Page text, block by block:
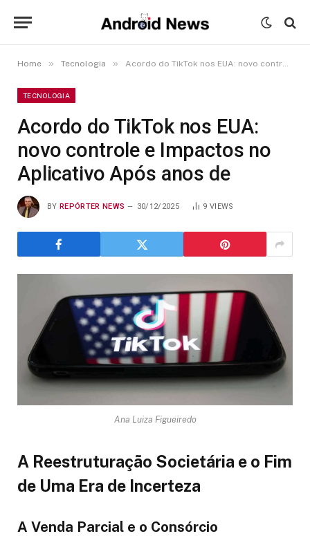
Home » Tecnologia » Acordo do TikTok nos EUA: novo controle e Impactos no Aplicativo Após anos de
TECNOLOGIA
Acordo do TikTok nos EUA:
novo controle e Impactos no
Aplicativo Após anos de
BY REPÓRTER NEWS 30/12/2025 9 VIEWS
Ana Luiza Figueiredo
A Reestruturação Societária e o Fim
de Uma Era de Incerteza
A Venda Parcial e o Consórcio